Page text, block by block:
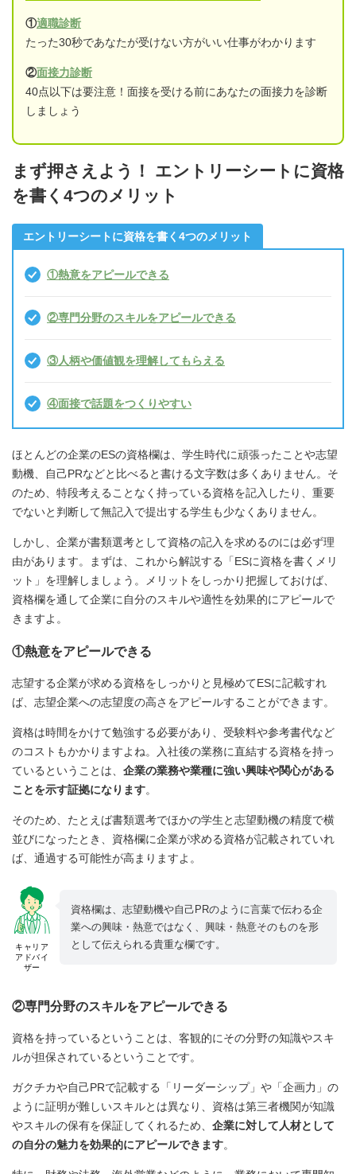
①適職診断
たった30秒であなたが受けない方がいい仕事がわかります
②面接力診断
40点以下は要注意！面接を受ける前にあなたの面接力を診断
しましょう
まず押さえよう！ エントリーシートに資格
を書く4つのメリット
エントリーシートに資格を書く4つのメリット
①熱意をアピールできる
②専門分野のスキルをアピールできる
③人柄や価値観を理解してもらえる
④面接で話題をつくりやすい
ほとんどの企業のESの資格欄は、学生時代に頑張ったことや志望
動機、自己PRなどと比べると書ける文字数は多くありません。そ
のため、特段考えることなく持っている資格を記入したり、重要
でないと判断して無記入で提出する学生も少なくありません。
しかし、企業が書類選考として資格の記入を求めるのには必ず理
由があります。まずは、これから解説する「ESに資格を書くメリ
ット」を理解しましょう。メリットをしっかり把握しておけば、
資格欄を通して企業に自分のスキルや適性を効果的にアピールで
きますよ。
①熱意をアピールできる
志望する企業が求める資格をしっかりと見極めてESに記載すれ
ば、志望企業への志望度の高さをアピールすることができます。
資格は時間をかけて勉強する必要があり、受験料や参考書代など
のコストもかかりますよね。入社後の業務に直結する資格を持っ
ているということは、 企業の業務や業種に強い興味や関心がある
ことを示す証拠になります。
そのため、たとえば書類選考でほかの学生と志望動機の精度で横
並びになったとき、資格欄に企業が求める資格が記載されていれ
ば、通過する可能性が高まりますよ。
キャリア
アドバイ
ザー
資格欄は、志望動機や自己PRのように言葉で伝わる企
業への興味・熱意ではなく、興味・熱意そのものを形
として伝えられる貴重な欄です。
②専門分野のスキルをアピールできる
資格を持っているということは、客観的にその分野の知識やスキ
ルが担保されているということです。
ガクチカや自己PRで記載する「リーダーシップ」や「企画力」の
ように証明が難しいスキルとは異なり、資格は第三者機関が知識
やスキルの保有を保証してくれるため、 企業に対して人材として
の自分の魅力を効果的にアピールできます。